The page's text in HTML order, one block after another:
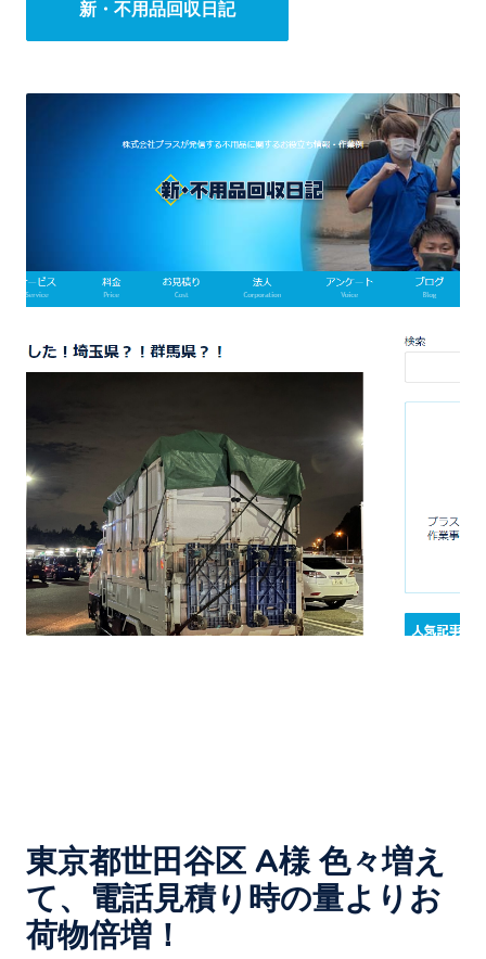
新・不用品回収日記
東京都世田谷区 A様 色々増え
て、電話見積り時の量よりお
荷物倍増！